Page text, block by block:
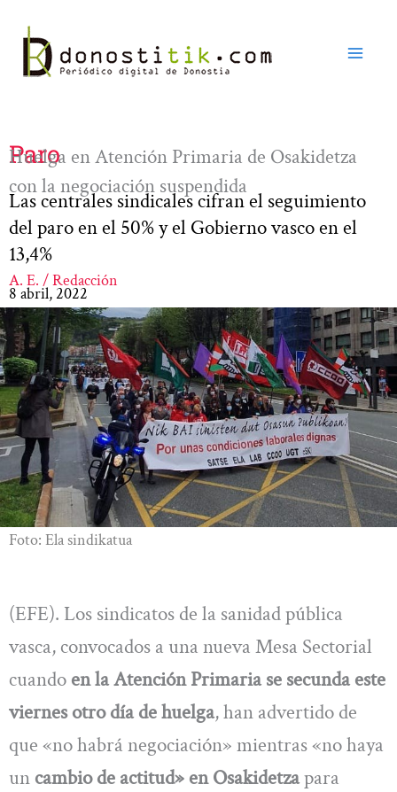
contenido
Paro
Huelga en Atención Primaria de Osakidetza
con la negociación suspendida
Las centrales sindicales cifran el seguimiento
del paro en el 50% y el Gobierno vasco en el
13,4%
A. E. / Redacción
8 abril, 2022
Foto: Ela sindikatua
(EFE). Los sindicatos de la sanidad pública
vasca, convocados a una nueva Mesa Sectorial
cuando en la Atención Primaria se secunda este
viernes otro día de huelga, han advertido de
que «no habrá negociación» mientras «no haya
un cambio de actitud» en Osakidetzapara